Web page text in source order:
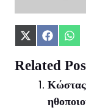
Share
X
(Twitter)
Share
Related